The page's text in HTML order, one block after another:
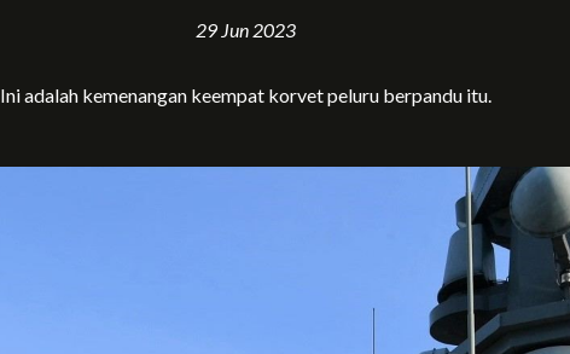
29 Jun 2023
Ini adalah kemenangan keempat korvet peluru berpandu itu.